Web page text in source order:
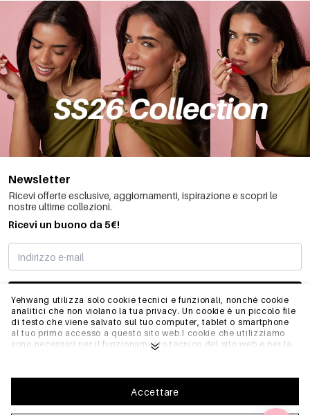
Yehwang utilizza solo cookie tecnici e funzionali, nonché cookie
analitici che non violano la tua privacy. Un cookie è un piccolo file
di testo che viene salvato sul tuo computer, tablet o smartphone
al tuo primo accesso a questo sito web.I cookie che utilizziamo
sono necessari per il funzionamento tecnico del sito web e per la
permettono anche di ottimizzare il nostro sito web.Per garantire
una buona esperienza di navigazione e acquisto su Yehwang, ti
Puoi disiscriverti dai cookie regolando le impostazioni del tuo
Accettare
Newsletter
Ricevi offerte esclusive, aggiornamenti, ispirazione e scopri le
nostre ultime collezioni.
Ricevi un buono da 5€!
MI STO REGISTRANDO
INFO